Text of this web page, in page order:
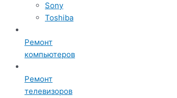
Sony
Toshiba
Ремонт
компьютеров
Ремонт
телевизоров